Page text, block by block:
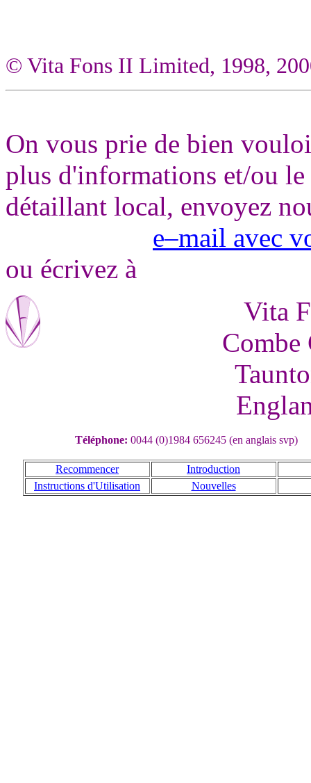
© Vita Fons II Limited, 1998,
On vous prie de bien
plus d'informations et/ou le
détaillant local, envoyez
e–mail avec
ou écrivez à
Vita
Combe
Téléphone: 0044 (0)1984 656245 (en anglais svp)
Recommencer
Introduction
Instructions d'Utilisation
Nouvelles